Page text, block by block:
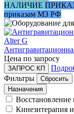
НАЛИЧИЕ
приказам МЗ РФ
Alter G
Цена по запросу
ЗАПРОС КП
Фильтры
Сбросить
Назначения
Кинезитерапия